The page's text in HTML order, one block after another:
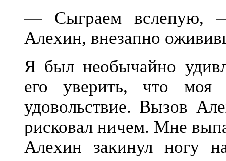
— Сыграем вслепую,
Алехин, внезапно
Я был необычайно
его уверить, что
удовольствие. Вызов
рисковал ничем. Мне
Алехин закинул ногу